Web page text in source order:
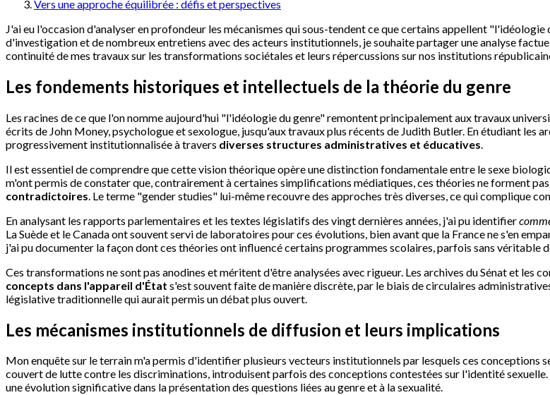
Vers une approche équilibrée : défis et perspectives
J'ai eu l'occasion d'analyser en profondeur les mécanismes qui sous-tendent ce que certains appellent
d'investigation et de nombreux entretiens avec des acteurs institutionnels, je souhaite partager une analyse
continuité de mes travaux sur les transformations sociétales et leurs répercussions sur nos institutions
Les fondements historiques et intellectuels de la théorie du genre
Les racines de ce que l'on nomme aujourd'hui "l'idéologie du genre" remontent principalement aux travaux
écrits de John Money, psychologue et sexologue, jusqu'aux travaux plus récents de Judith Butler. En étudiant
progressivement institutionnalisée à travers diverses structures administratives et éducatives
Il est essentiel de comprendre que cette vision théorique opère une distinction fondamentale entre le sexe
m'ont permis de constater que, contrairement à certaines simplifications médiatiques, ces théories ne forment
contradictoires . Le terme "gender studies" lui-même recouvre des approches très diverses, ce qui complique
En analysant les rapports parlementaires et les textes législatifs des vingt dernières années, j'ai pu identifier
La Suède et le Canada ont souvent servi de laboratoires pour ces évolutions, bien avant que la France ne s'en
j'ai pu documenter la façon dont ces théories ont influencé certains programmes scolaires, parfois sans véritable
Ces transformations ne sont pas anodines et méritent d'être analysées avec rigueur. Les archives du Sénat et les
concepts dans l'appareil d'État s'est souvent faite de manière discrète, par le biais de circulaires
législative traditionnelle qui aurait permis un débat plus ouvert.
Les mécanismes institutionnels de diffusion et leurs implications
Mon enquête sur le terrain m'a permis d'identifier plusieurs vecteurs institutionnels par lesquels ces conceptions
couvert de lutte contre les discriminations, introduisent parfois des conceptions contestées sur l'identité
une évolution significative dans la présentation des questions liées au genre et à la sexualité.